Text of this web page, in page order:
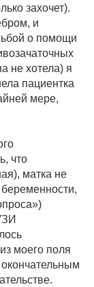
захочет).
и
о помощи
не хотела) я
пациентка
мере,
что
матка не
беременности,
моего поля